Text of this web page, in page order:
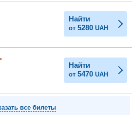
Найти
от 5280 UAH
Найти
от 5470 UAH
все билеты